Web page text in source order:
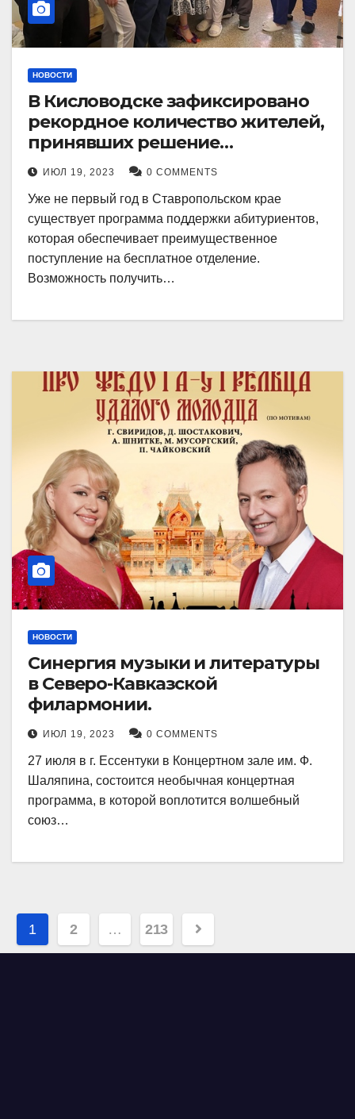
НОВОСТИ
В Кисловодске зафиксировано
рекордное количество жителей,
принявших решение
воспользоваться
установленными мерами, с
целью поступления в
медицинский вуз в районе.
ИЮЛ 19, 2023 0 COMMENTS
Уже не первый год в Ставропольском крае
существует программа поддержки абитуриентов,
которая обеспечивает преимущественное
поступление на бесплатное отделение.
Возможность получить…
НОВОСТИ
Синергия музыки и литературы
в Северо-Кавказской
филармонии.
ИЮЛ 19, 2023 0 COMMENTS
27 июля в г. Ессентуки в Концертном зале им. Ф.
Шаляпина, состоится необычная концертная
программа, в которой воплотится волшебный
союз…
Навигация
по
1 2 … 213